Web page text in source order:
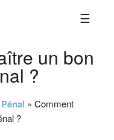
un bon
?
»Comment
?